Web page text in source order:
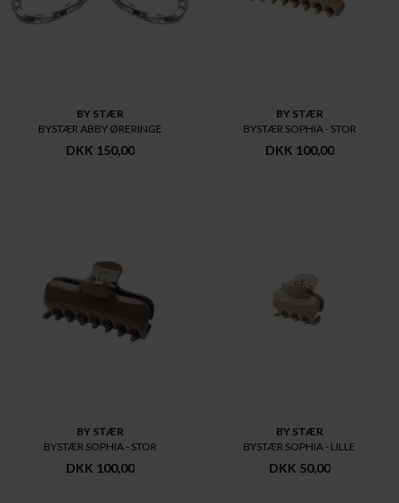
BY STÆR
BYSTÆR ABBY ØRERINGE
DKK 150,00
BY STÆR
BYSTÆR SOPHIA - STOR
DKK 100,00
BY STÆR
BYSTÆR SOPHIA - STOR
DKK 100,00
BY STÆR
BYSTÆR SOPHIA - LILLE
DKK 50,00